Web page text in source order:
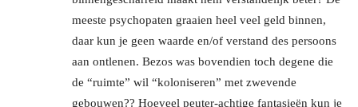
meeste psychopaten graaien heel veel geld binnen,
daar kun je geen waarde en/of verstand des persoons
aan ontlenen. Bezos was bovendien toch degene die
de “ruimte” wil “koloniseren” met zwevende
gebouwen?? Hoeveel peuter-achtige fantasieën kun je